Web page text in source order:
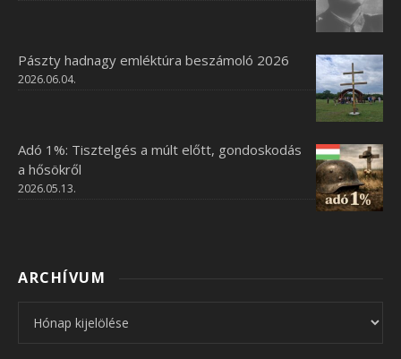
Pászty hadnagy emléktúra beszámoló 2026
2026.06.04.
Adó 1%: Tisztelgés a múlt előtt, gondoskodás
a hősökről
2026.05.13.
ARCHÍVUM